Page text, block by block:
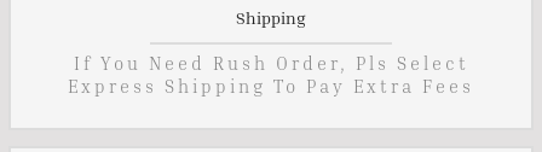
Shipping
If You Need Rush Order, Pls Select
Express Shipping To Pay Extra Fees